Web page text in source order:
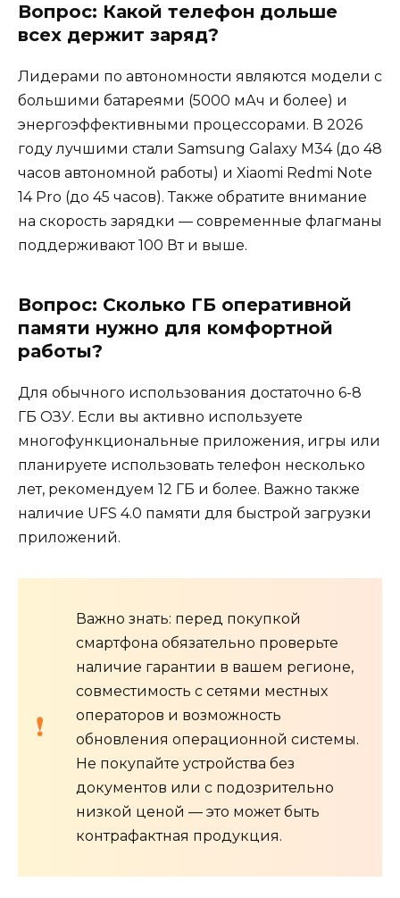
Вопрос: Какой телефон дольше
всех держит заряд?
Лидерами по автономности являются модели с
большими батареями (5000 мАч и более) и
энергоэффективными процессорами. В 2026
году лучшими стали Samsung Galaxy M34 (до 48
часов автономной работы) и Xiaomi Redmi Note
14 Pro (до 45 часов). Также обратите внимание
на скорость зарядки — современные флагманы
поддерживают 100 Вт и выше.
Вопрос: Сколько ГБ оперативной
памяти нужно для комфортной
работы?
Для обычного использования достаточно 6-8
ГБ ОЗУ. Если вы активно используете
многофункциональные приложения, игры или
планируете использовать телефон несколько
лет, рекомендуем 12 ГБ и более. Важно также
наличие UFS 4.0 памяти для быстрой загрузки
приложений.
Важно знать: перед покупкой
смартфона обязательно проверьте
наличие гарантии в вашем регионе,
совместимость с сетями местных
операторов и возможность
обновления операционной системы.
Не покупайте устройства без
документов или с подозрительно
низкой ценой — это может быть
контрафактная продукция.